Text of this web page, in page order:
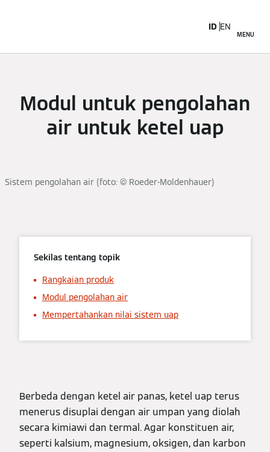
MENU
ID EN
Modul untuk pengolahan
air untuk ketel uap
Sistem pengolahan air (foto: © Roeder-Moldenhauer)
Sekilas tentang topik
Rangkaian produk
Modul pengolahan air
Mempertahankan nilai sistem uap
Berbeda dengan ketel air panas, ketel uap terus
menerus disuplai dengan air umpan yang diolah
secara kimiawi dan termal. Agar konstituen air,
seperti kalsium, magnesium, oksigen, dan karbon